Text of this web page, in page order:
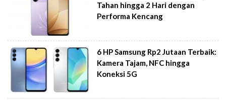
Tahan hingga 2 Hari dengan
Performa Kencang
6 HP Samsung Rp2 Jutaan Terbaik:
Kamera Tajam, NFC hingga
Koneksi 5G